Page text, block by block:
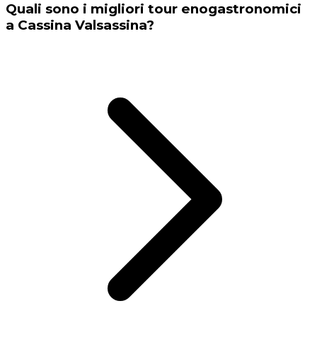
Quali sono i migliori tour enogastronomici
a Cassina Valsassina?